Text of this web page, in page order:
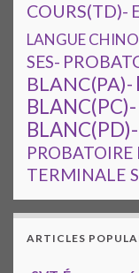
COURS(TD)-
LANGUE
SES-
BLANC(PA)-
BLANC(PC)-
BLANC(PD)-
PROBATOIRE
TERMINALE
ARTICLES